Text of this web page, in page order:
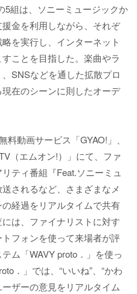
5組は、ソニーミュージックか
金を利用しながら、それぞ
を実行し、インターネット
ことを目指した。楽曲やラ
SNSなどを通した拡散プロ
在のシーンに則したオーデ
動画サービス「GYAO!」、
（エムオン!）」にて、ファ
ティ番組『Feat.ソニーミュ
されるなど、さまざまなメ
経過をリアルタイムで共有
は、ファイナリストに対す
フォンを使って来場者が評
ム「WAVY proto．」を使っ
．」では、“いいね”、“かわ
ーザーの意見をリアルタイム